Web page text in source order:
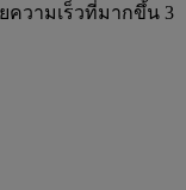
ความเร็วที่มากขึ้น 3